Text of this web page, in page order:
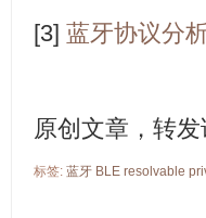
[3] 蓝牙协议分
原创文章，转
标签: 蓝牙 BLE resolvable